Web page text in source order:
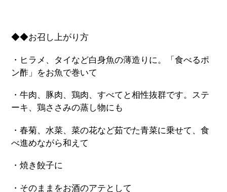
◆◆お召し上がり方
・ヒラメ、タイなど白身魚の薄造りに。「食べるポ
ン酢」をお魚で巻いて
・牛肉、豚肉、鶏肉、すべてと相性抜群です。ステ
ーキ、鶏ささみの蒸し物にも
・春菊、水菜、菜の花など茹でた青菜に乗せて、食
べ進めながら和えて
・焼き餃子に
・そのままをお酒のアテとして